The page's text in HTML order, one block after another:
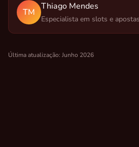
TM
Thiago Mendes
Especialista em slots e
Última atualização: Junho 2026